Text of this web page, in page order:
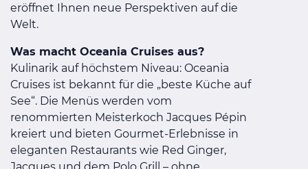
eröffnet Ihnen neue Perspektiven auf die
Welt.
Was macht Oceania Cruises aus?
Kulinarik auf höchstem Niveau: Oceania
Cruises ist bekannt für die „beste Küche auf
See“. Die Menüs werden vom
renommierten Meisterkoch Jacques Pépin
kreiert und bieten Gourmet-Erlebnisse in
eleganten Restaurants wie Red Ginger,